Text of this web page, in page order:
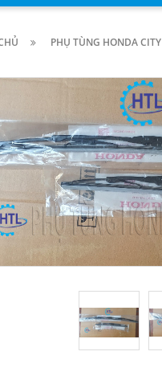
PHỤ TÙNG HONDA CITY